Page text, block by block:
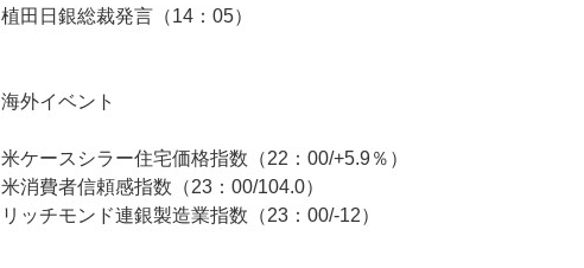
植田日銀総裁発言（14：05）
海外イベント
米ケースシラー住宅価格指数（22：00/+5.9％）
米消費者信頼感指数（23：00/104.0）
リッチモンド連銀製造業指数（23：00/-12）